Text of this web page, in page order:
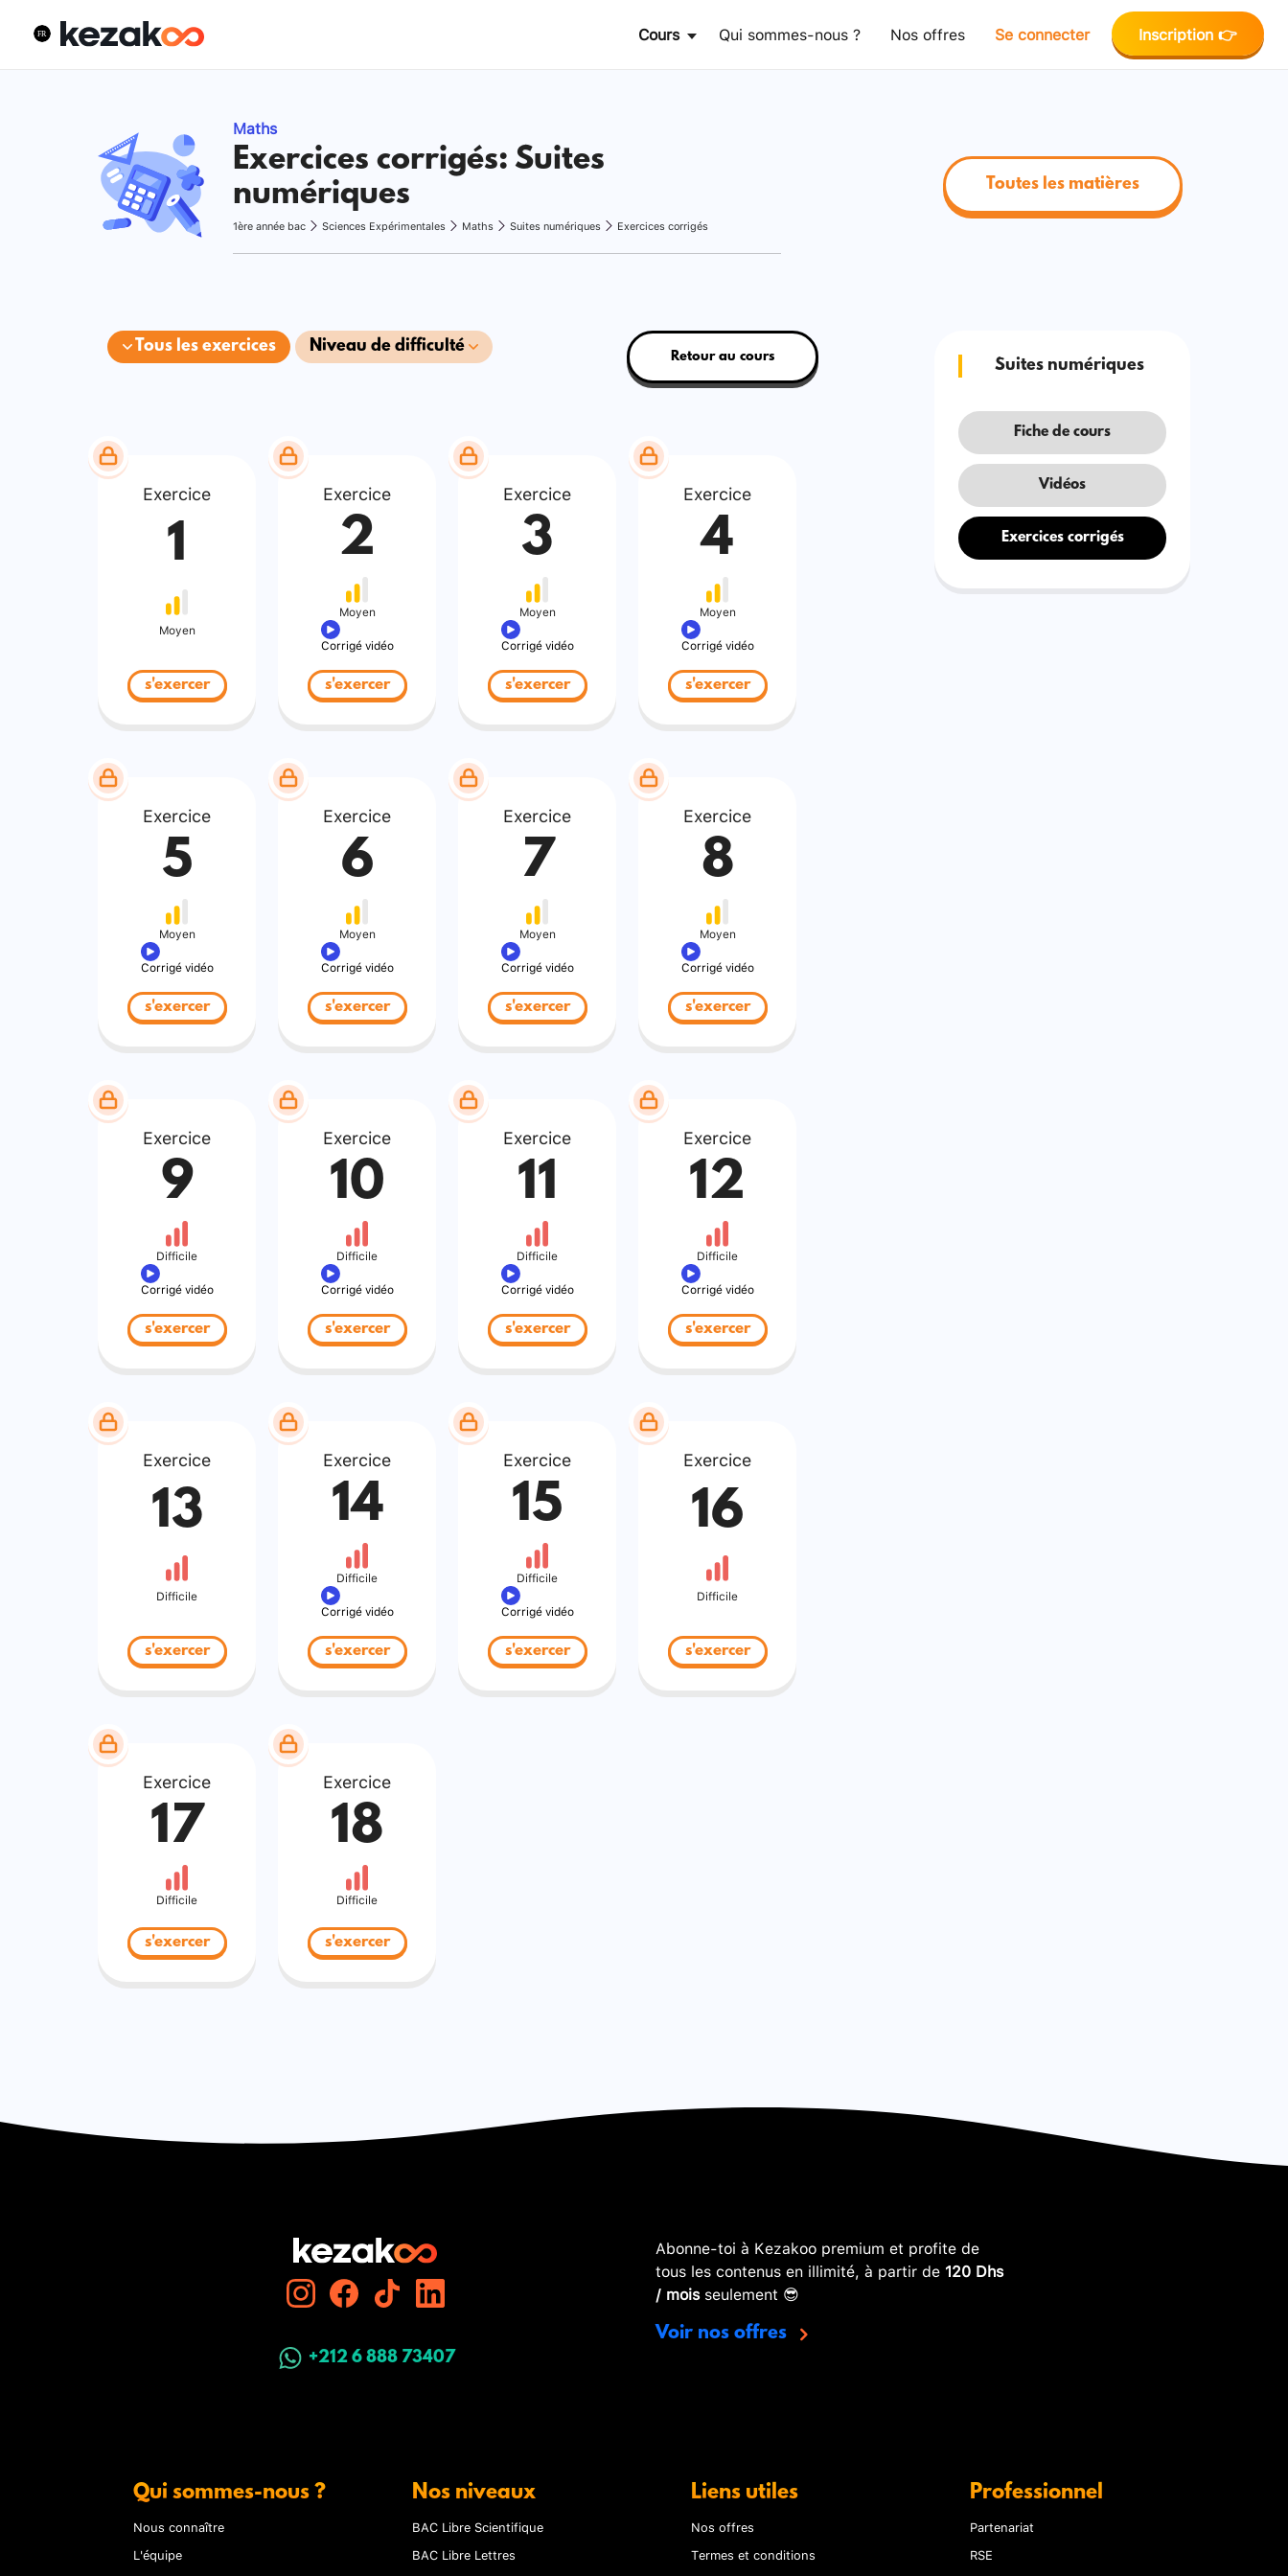
Cours Qui sommes-nous ? Nos offres Se connecter Inscription 👉
Maths
Exercices corrigés: Suites
numériques
1ère année bac Sciences Expérimentales Maths Suites numériques Exercices corrigés
Toutes les matières
Tous les exercices Niveau de difficulté
Retour au cours
Exercice
1
Moyen
s'exercer
Exercice
2
Moyen
Corrigé vidéo
s'exercer
Exercice
3
Moyen
Corrigé vidéo
s'exercer
Exercice
4
Moyen
Corrigé vidéo
s'exercer
Exercice
5
Moyen
Corrigé vidéo
s'exercer
Exercice
6
Moyen
Corrigé vidéo
s'exercer
Exercice
7
Moyen
Corrigé vidéo
s'exercer
Exercice
8
Moyen
Corrigé vidéo
s'exercer
Exercice
9
Difficile
Corrigé vidéo
s'exercer
Exercice
10
Difficile
Corrigé vidéo
s'exercer
Exercice
11
Difficile
Corrigé vidéo
s'exercer
Exercice
12
Difficile
Corrigé vidéo
s'exercer
Exercice
13
Difficile
s'exercer
Exercice
14
Difficile
Corrigé vidéo
s'exercer
Exercice
15
Difficile
Corrigé vidéo
s'exercer
Exercice
16
Difficile
s'exercer
Exercice
17
Difficile
s'exercer
Exercice
18
Difficile
s'exercer
Suites numériques
Fiche de cours
Vidéos
Exercices corrigés
+212 6 888 73407
Abonne-toi à Kezakoo premium et profite de
tous les contenus en illimité, à partir de 120 Dhs
/ moisseulement 😎
Voir nos offres
Qui sommes-nous ?
Nous connaître
L'équipe
Nos niveaux
BAC Libre Scientifique
BAC Libre Lettres
Liens utiles
Nos offres
Termes et conditions
Professionnel
Partenariat
RSE